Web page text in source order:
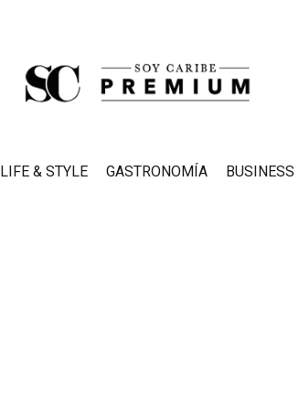
LIFE & STYLE GASTRONOMÍA BUSINESS